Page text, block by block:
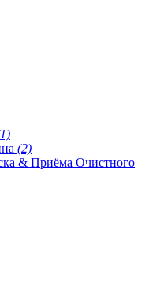
(2)
& Приёма Очистного